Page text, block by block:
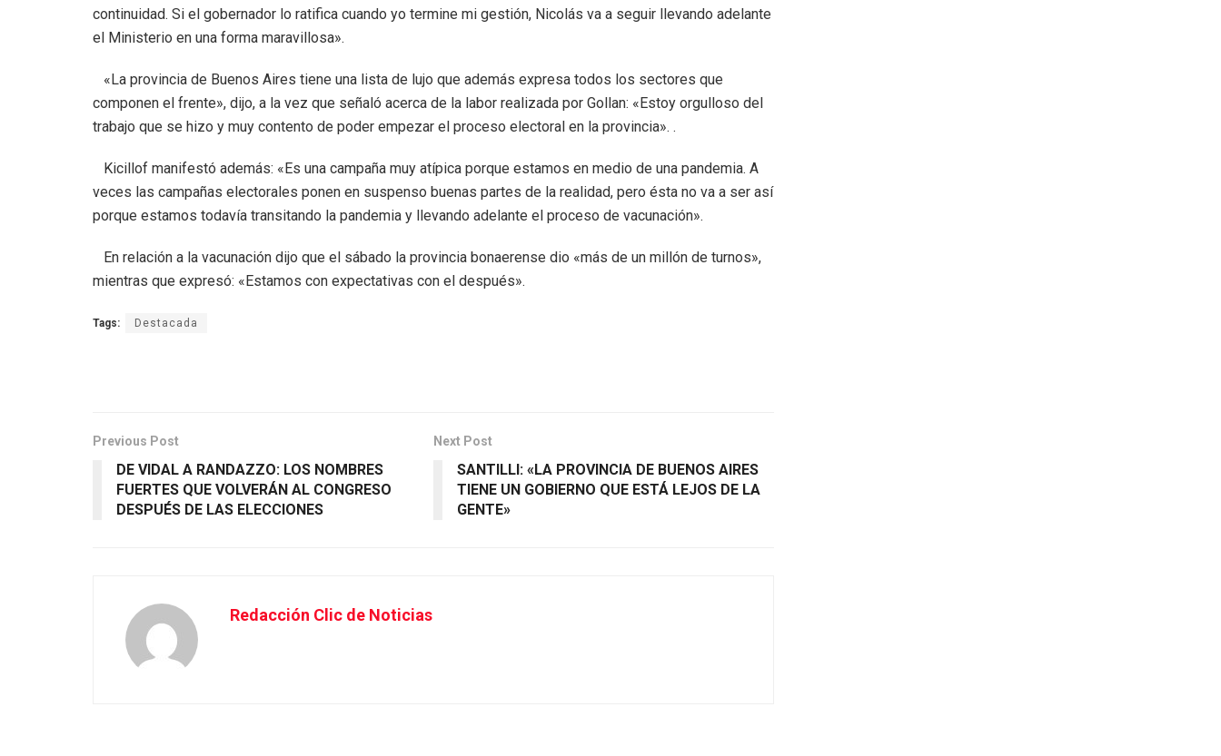
continuidad. Si el gobernador lo ratifica cuando yo termine mi gestión, Nicolás va a seguir llevando adelante
el Ministerio en una forma maravillosa».
«La provincia de Buenos Aires tiene una lista de lujo que además expresa todos los sectores que
componen el frente», dijo, a la vez que señaló acerca de la labor realizada por Gollan: «Estoy orgulloso del
trabajo que se hizo y muy contento de poder empezar el proceso electoral en la provincia». .
Kicillof manifestó además: «Es una campaña muy atípica porque estamos en medio de una pandemia. A
veces las campañas electorales ponen en suspenso buenas partes de la realidad, pero ésta no va a ser así
porque estamos todavía transitando la pandemia y llevando adelante el proceso de vacunación».
En relación a la vacunación dijo que el sábado la provincia bonaerense dio «más de un millón de turnos»,
mientras que expresó: «Estamos con expectativas con el después».
Tags: Destacada
Previous Post
DE VIDAL A RANDAZZO: LOS NOMBRES
FUERTES QUE VOLVERÁN AL CONGRESO
DESPUÉS DE LAS ELECCIONES
Next Post
SANTILLI: «LA PROVINCIA DE BUENOS AIRES
TIENE UN GOBIERNO QUE ESTÁ LEJOS DE LA
GENTE»
Redacción Clic de Noticias